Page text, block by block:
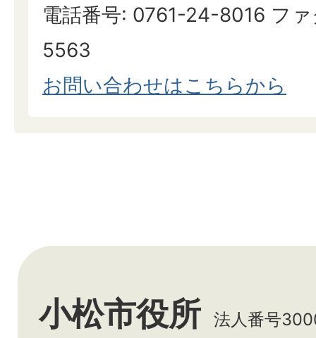
電話番号: 0761-24-8016 フ
5563
お問い合わせはこちらから
小松市役所 法人番号